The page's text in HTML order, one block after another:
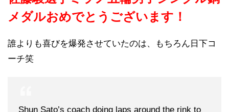
メダルおめでとうございます！
誰よりも喜びを爆発させていたのは、もちろん日下コ
ーチ笑
Shun Sato’s coach doing laps around the rink to